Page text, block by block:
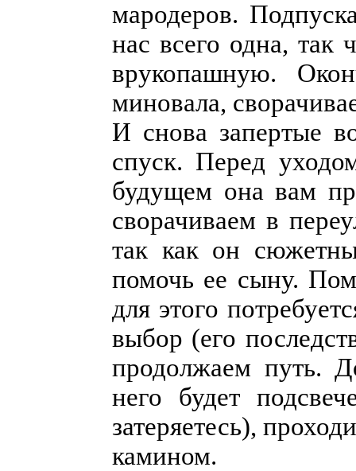
мародеров.
нас всего одна, так
врукопашную.
миновала,
И снова запертые
спуск. Перед
будущем она вам
сворачиваем в
так как он
помочь ее сыну.
для этого
выбор (его
продолжаем путь.
него будет
затеряетесь),
камином.